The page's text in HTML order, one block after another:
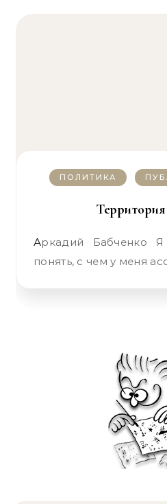
ПОЛИТИКА
Аркадий Бабченко Я долго не мог
понять, с чем у меня